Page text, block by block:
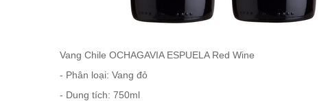
RƯỢU VODKA
Vang Chile OCHAGAVIA ESPUELA Red Wine
- Phân loại: Vang đỏ
- Dung tích: 750ml